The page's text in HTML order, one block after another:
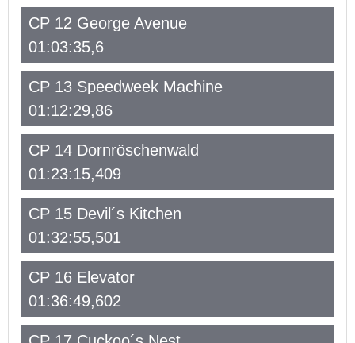
CP 12 George Avenue
01:03:35,6
CP 13 Speedweek Machine
01:12:29,86
CP 14 Dornröschenwald
01:23:15,409
CP 15 Devil´s Kitchen
01:32:55,501
CP 16 Elevator
01:36:49,602